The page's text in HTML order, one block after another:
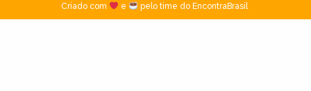
Criado com
e pelo time do EncontraBrasil